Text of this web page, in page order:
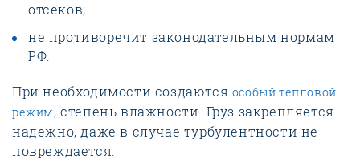
отсеков;
не противоречит законодательным нормам
РФ.
При необходимости создаются особый тепловой
режим, степень влажности. Груз закрепляется
надежно, даже в случае турбулентности не
повреждается.